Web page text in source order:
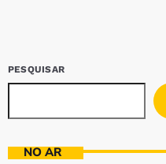
PESQUISAR
NO AR